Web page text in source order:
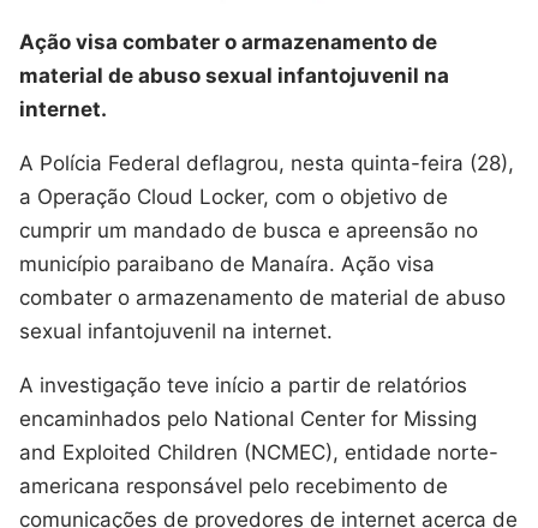
Ação visa combater o armazenamento de
material de abuso sexual infantojuvenil na
internet.
A Polícia Federal deflagrou, nesta quinta-feira (28),
a Operação Cloud Locker, com o objetivo de
cumprir um mandado de busca e apreensão no
município paraibano de Manaíra. Ação visa
combater o armazenamento de material de abuso
sexual infantojuvenil na internet.
A investigação teve início a partir de relatórios
encaminhados pelo National Center for Missing
and Exploited Children (NCMEC), entidade norte-
americana responsável pelo recebimento de
comunicações de provedores de internet acerca de